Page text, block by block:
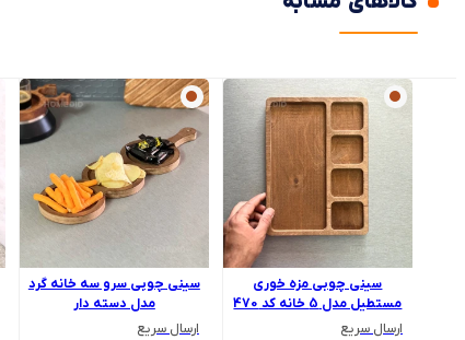
سینی چوبی مزه خوری
مستطیل مدل 5 خانه کد 470
ارسال سریع
سینی چوبی سرو سه خانه گرد
مدل دسته دار
ارسال سریع